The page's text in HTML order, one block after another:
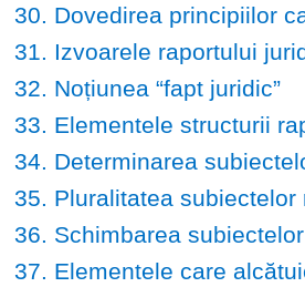
30. Dovedirea principiilor
31. Izvoarele raportului
32. Noțiunea “fapt juridic”
33. Elementele structurii
34. Determinarea
35. Pluralitatea
36. Schimbarea
37. Elementele care